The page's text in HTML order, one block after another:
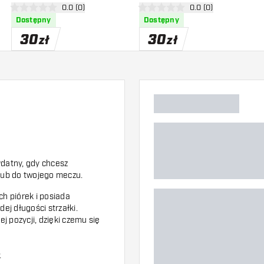
otwórz panel recenzji
0 gwiazdki oceny0.0 (0)
Dostępny
30zł
otwórz panel recenzji
0 gwiazdki oceny0.0 (0)
Dostępny
30zł
gdy chcesz
do twojego meczu.
piórek i posiada
długości strzałki.
pozycji, dzięki czemu się